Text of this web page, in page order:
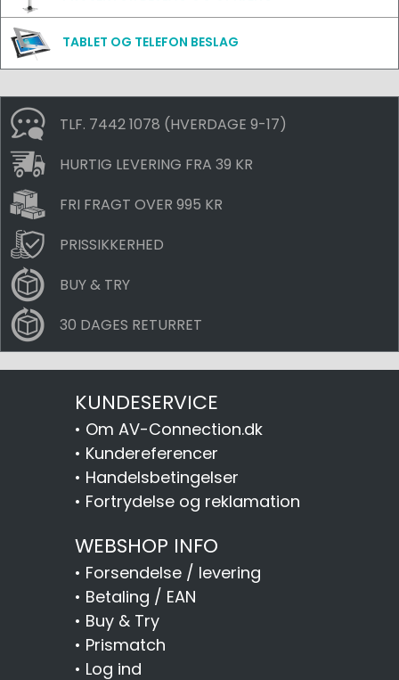
TABLET OG TELEFON BESLAG
TLF. 7442 1078 (HVERDAGE 9-17)
HURTIG LEVERING FRA 39 KR
FRI FRAGT OVER 995 KR
PRISSIKKERHED
BUY & TRY
30 DAGES RETURRET
KUNDESERVICE
• Om AV-Connection.dk
• Kundereferencer
• Handelsbetingelser
• Fortrydelse og reklamation
WEBSHOP INFO
• Forsendelse / levering
• Betaling / EAN
• Buy & Try
• Prismatch
• Log ind